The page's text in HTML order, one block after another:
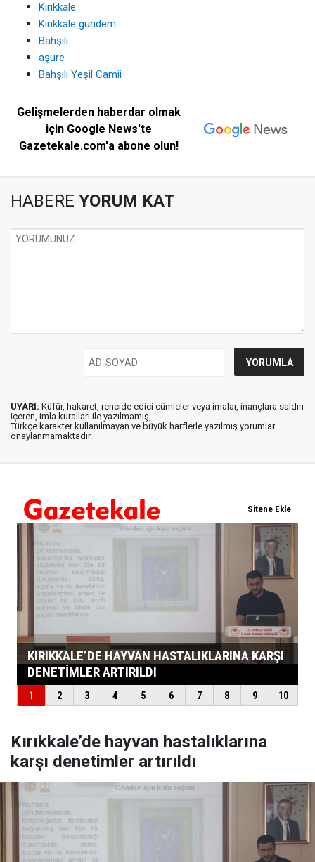
Kırıkkale
Kırıkkale gündem
Bahşılı
aşure
Bahşılı Yeşil Camii
Gelişmelerden haberdar olmak
için Google News'te
Gazetekale.com'a abone olun!
HABERE YORUM KAT
UYARI: Küfür, hakaret, rencide edici cümleler veya imalar, inançlara saldırı
içeren, imla kuralları ile yazılmamış,
Türkçe karakter kullanılmayan ve büyük harflerle yazılmış yorumlar
onaylanmamaktadır.
Kırıkkale’de hayvan hastalıklarına
karşı denetimler artırıldı